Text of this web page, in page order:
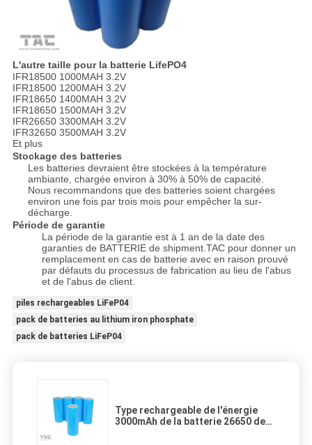
L'autre taille pour la batterie LifePO4
IFR18500 1000MAH 3.2V
IFR18500 1200MAH 3.2V
IFR18650 1400MAH 3.2V
IFR18650 1500MAH 3.2V
IFR26650 3300MAH 3.2V
IFR32650 3500MAH 3.2V
Et plus
Stockage des batteries
Les batteries devraient être stockées à la température
ambiante, chargée environ à 30% à 50% de capacité.
Nous recommandons que des batteries soient chargées
environ une fois par trois mois pour empêcher la sur-
décharge.
Période de garantie
La période de la garantie est à 1 an de la date des
garanties de BATTERIE de shipment.TAC pour donner un
remplacement en cas de batterie avec en raison prouvé
par défauts du processus de fabrication au lieu de l'abus
et de l'abus de client.
piles rechargeables LiFeP04
pack de batteries au lithium iron phosphate
pack de batteries LiFeP04
Type rechargeable de l'énergie
3000mAh de la batterie 26650 de